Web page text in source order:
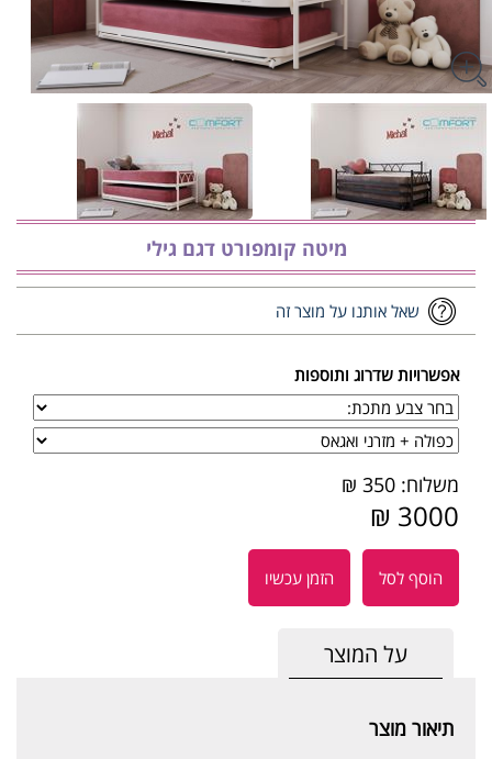
מיטה קומפורט דגם גילי
שאל אותנו על מוצר זה
אפשרויות שדרוג ותוספות
משלוח: 350 ₪
3000 ₪
הוסף לסל הזמן עכשיו
על המוצר
תיאור מוצר